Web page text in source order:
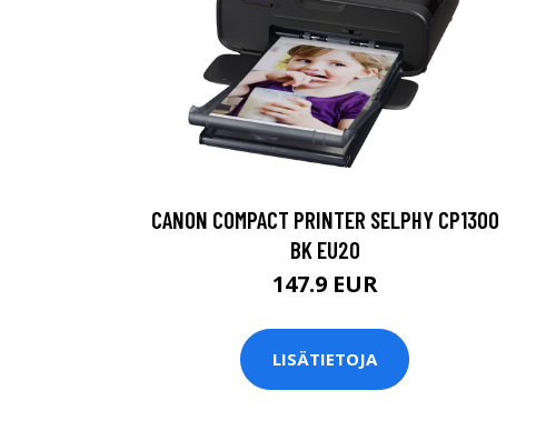
CANON COMPACT PRINTER SELPHY CP1300
BK EU20
147.9 EUR
LISÄTIETOJA